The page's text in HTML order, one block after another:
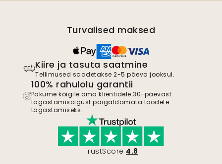
Turvalised maksed
Kiire ja tasuta saatmine
Tellimused saadetakse 2-5 päeva jooksul.
100% rahulolu garantii
Pakume kõigile oma klientidele 30-päevast
tagastamisõigust paigaldamata toodete
tagastamiseks.
TrustScore 4.8